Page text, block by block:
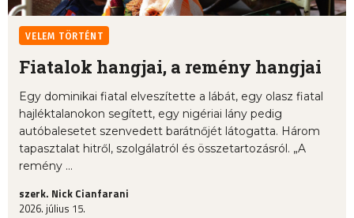
VELEM TÖRTÉNT
Fiatalok hangjai, a remény hangjai
Egy dominikai fiatal elveszítette a lábát, egy olasz fiatal
hajléktalanokon segített, egy nigériai lány pedig
autóbalesetet szenvedett barátnőjét látogatta. Három
tapasztalat hitről, szolgálatról és összetartozásról. „A
remény ...
szerk. Nick Cianfarani
2026. július 15.